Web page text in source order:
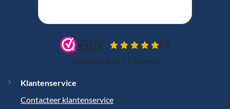
Klantenservice
Contacteer klantenservice